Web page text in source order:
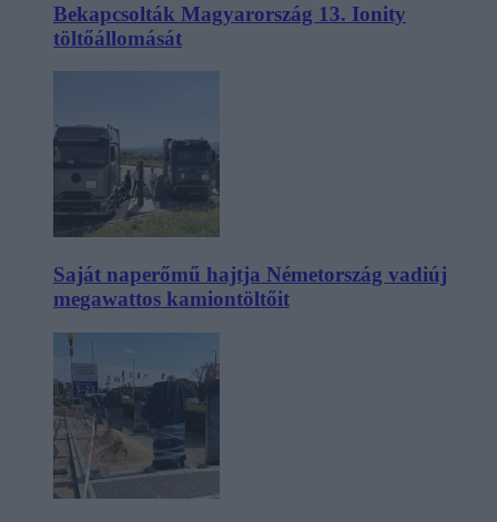
Bekapcsolták Magyarország 13. Ionity
töltőállomását
Saját naperőmű hajtja Németország vadiúj
megawattos kamiontöltőit